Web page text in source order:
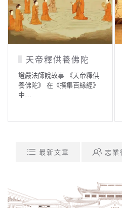
天帝釋供養佛陀
證嚴法師說故事 《天帝釋供
養佛陀》 在《撰集百緣經》
中…
最新文章 志業